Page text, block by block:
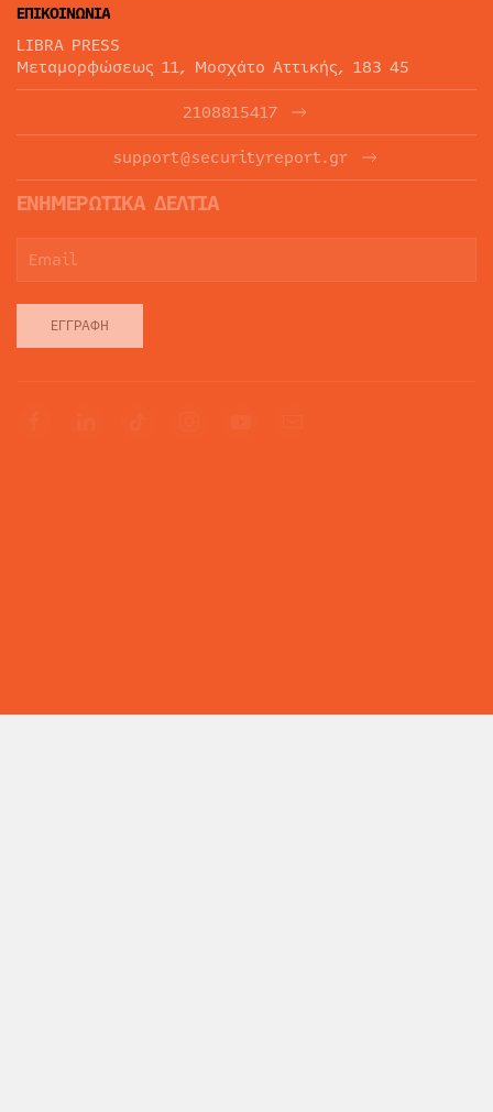
ΕΠΙΚΟΙΝΩΝΙΑ
LIBRA PRESS
Μεταμορφώσεως 11, Μοσχάτο Αττικής, 183 45
2108815417
support@securityreport.gr
ΕΝΗΜΕΡΩΤΙΚΑ ΔΕΛΤΙΑ
ΕΓΓΡΑΦΉ